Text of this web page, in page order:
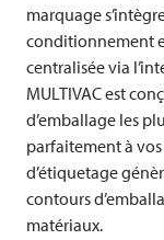
marquage
conditionnement
centralisée via
MULTIVACest
d’emballage les
parfaitement à
d’étiquetage
contours
matériaux.